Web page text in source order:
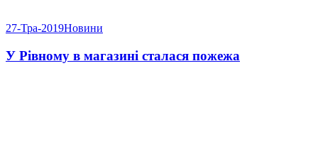
27-Тра-2019Новини
У Рівному в магазині сталася пожежа